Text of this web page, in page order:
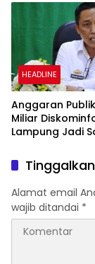
HEADLINE
Anggaran
Miliar
Lampung Jadi
Dana
Alamat email
wajib ditandai *